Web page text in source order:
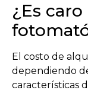
¿Es
El costo de
dependiendo
características